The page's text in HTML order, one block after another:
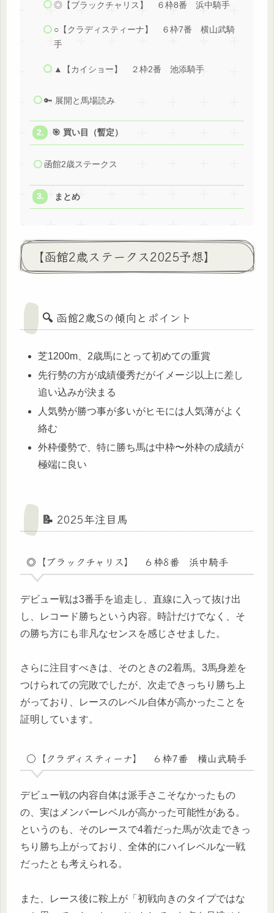
◎【ブラックチャリス】 ６枠8番 浜中騎手
○【クラディスティーナ】 ６枠7番 横山武騎
手
▲【カイショー】 ２枠2番 池添騎手
🔑 展開と馬場読み
🎯 買い目（暫定）
函館2歳ステークス
まとめ
【函館2歳ステークス2025予想】
🔍 函館2歳Sの傾向とポイント
芝1200m、2歳馬にとって初めての重賞
先行勢の方が成績優秀だがイメージ以上に差し
追い込みが決まる
人気勢が勝つ事が多いがヒモには人気薄がよく
絡む
外枠優勢で、特に勝ち馬は中枠〜外枠の成績が
極端に良い
📝 2025年注目馬
◎【ブラックチャリス】 ６枠8番 浜中騎手
デビュー戦は3番手を追走し、直線に入って抜け出
し、レコード勝ちという内容。時計だけでなく、そ
の勝ち方にも非凡なセンスを感じさせました。
さらに注目すべきは、そのときの2着馬。3馬身差を
つけられての完敗でしたが、次走できっちり勝ち上
がっており、レースのレベル自体が高かったことを
証明しています。
○【クラディスティーナ】 ６枠7番 横山武騎手
デビュー戦の内容自体は派手さこそなかったもの
の、実はメンバーレベルが高かった可能性がある。
というのも、そのレースで4着だった馬が次走できっ
ちり勝ち上がっており、全体的にハイレベルな一戦
だったとも考えられる。
また、レース後に鞍上が「初戦向きのタイプではな